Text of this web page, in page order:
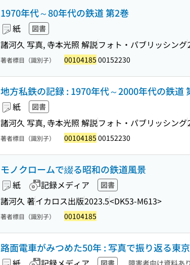
1970年代～80年代の鉄道 第2巻
紙 図書
諸河久 写真, 寺本光照 解説フォト・パブリッシング
著者標目（識別子） 00104185 00152230
地方私鉄の記録 : 1970年代～2000年代の鉄道
紙 図書
諸河久 写真, 寺本光照 解説フォト・パブリッシング
著者標目（識別子） 00104185 00152230
モノクロームで綴る昭和の鉄道風景
紙 記録メディア 図書
諸河久 著イカロス出版2023.5<DK53-M613>
著者標目（識別子） 00104185
路面電車がみつめた50年 : 写真で振り返る東
図書 障害者向け資料あ